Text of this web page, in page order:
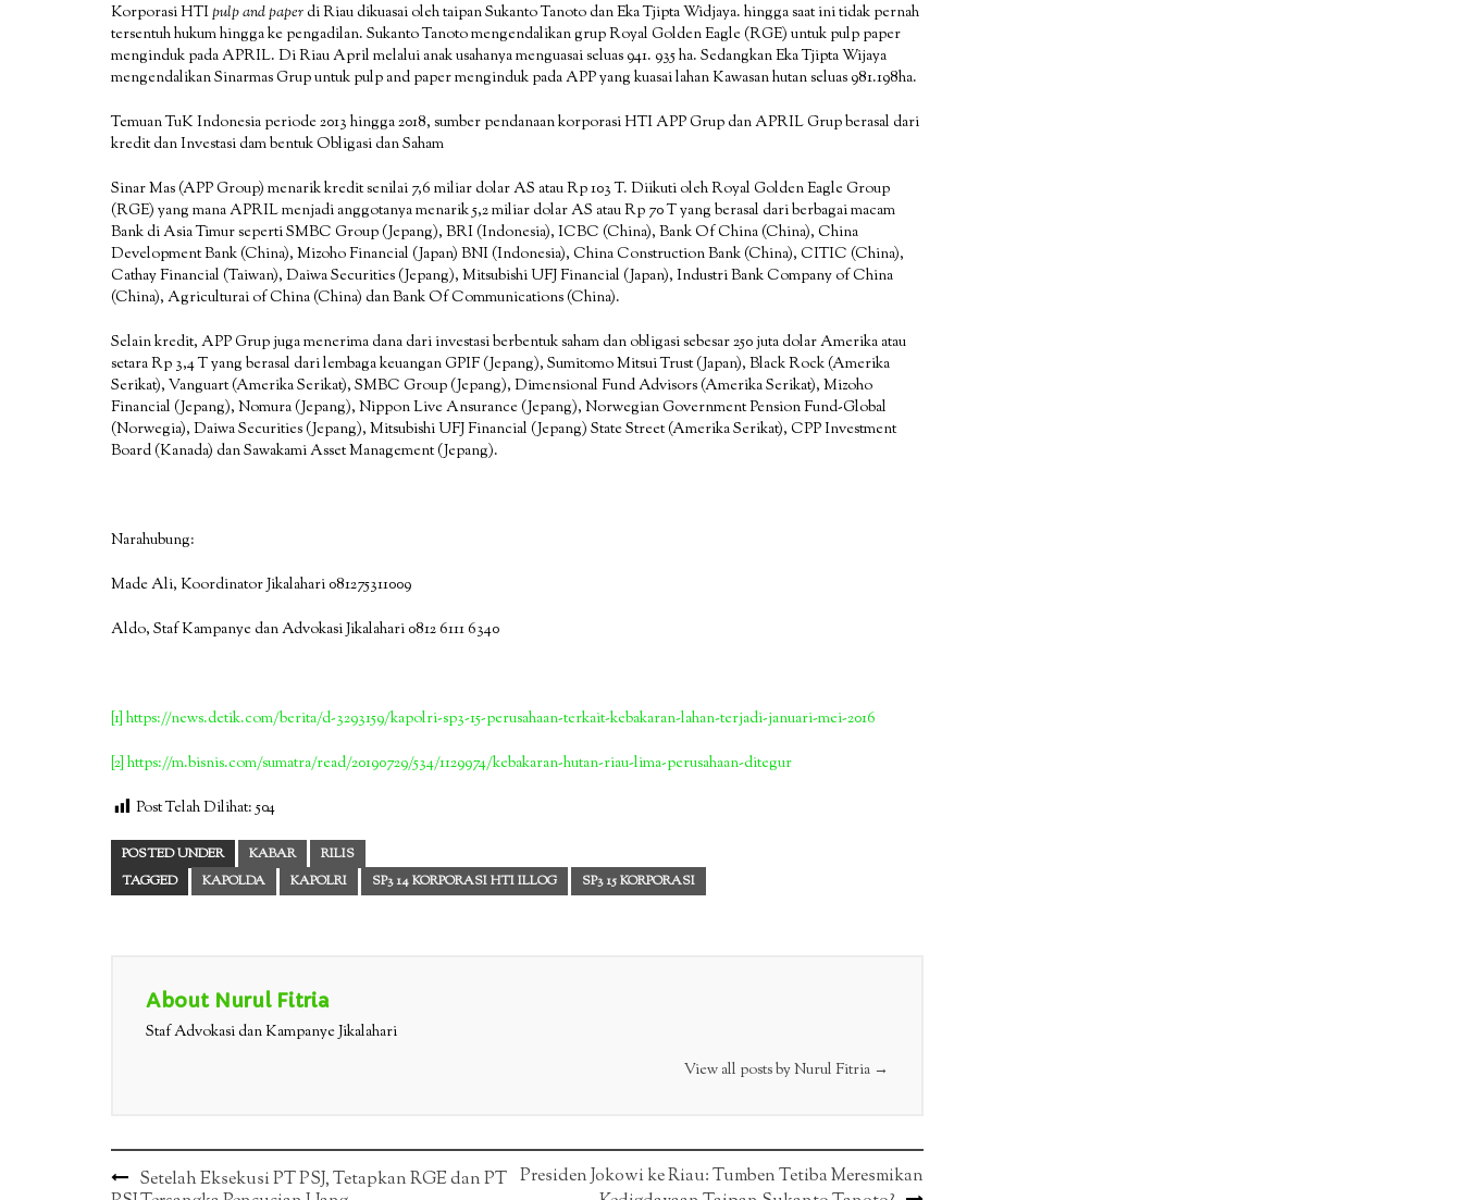
Korporasi HTIpulp and paper di Riau dikuasai oleh taipan Sukanto Tanoto dan Eka Tjipta Widjaya. hingga saat ini tidak pernah
tersentuh hukum hingga ke pengadilan. Sukanto Tanoto mengendalikan grup Royal Golden Eagle (RGE) untuk pulp paper
menginduk pada APRIL. Di Riau April melalui anak usahanya menguasai seluas 941. 935 ha. Sedangkan Eka Tjipta Wijaya
mengendalikan Sinarmas Grup untuk pulp and paper menginduk pada APP yang kuasai lahan Kawasan hutan seluas 981.198ha.
Temuan TuK Indonesia periode 2013 hingga 2018, sumber pendanaan korporasi HTI APP Grup dan APRIL Grup berasal dari
kredit dan Investasi dam bentuk Obligasi dan Saham
Sinar Mas (APP Group) menarik kredit senilai 7,6 miliar dolar AS atau Rp 103 T. Diikuti oleh Royal Golden Eagle Group
(RGE) yang mana APRIL menjadi anggotanya menarik 5,2 miliar dolar AS atau Rp 70 T yang berasal dari berbagai macam
Bank di Asia Timur seperti SMBC Group (Jepang), BRI (Indonesia), ICBC (China), Bank Of China (China), China
Development Bank (China), Mizoho Financial (Japan) BNI (Indonesia), China Construction Bank (China), CITIC (China),
Cathay Financial (Taiwan), Daiwa Securities (Jepang), Mitsubishi UFJ Financial (Japan), Industri Bank Company of China
(China), Agriculturai of China (China) dan Bank Of Communications (China).
Selain kredit, APP Grup juga menerima dana dari investasi berbentuk saham dan obligasi sebesar 250 juta dolar Amerika atau
setara Rp 3,4 T yang berasal dari lembaga keuangan GPIF (Jepang), Sumitomo Mitsui Trust (Japan), Black Rock (Amerika
Serikat), Vanguart (Amerika Serikat), SMBC Group (Jepang), Dimensional Fund Advisors (Amerika Serikat), Mizoho
Financial (Jepang), Nomura (Jepang), Nippon Live Ansurance (Jepang), Norwegian Government Pension Fund-Global
(Norwegia), Daiwa Securities (Jepang), Mitsubishi UFJ Financial (Jepang) State Street (Amerika Serikat), CPP Investment
Board (Kanada) dan Sawakami Asset Management (Jepang).
Narahubung:
Made Ali, Koordinator Jikalahari 081275311009
Aldo, Staf Kampanye dan Advokasi Jikalahari 0812 6111 6340
[1] https://news.detik.com/berita/d-3293159/kapolri-sp3-15-perusahaan-terkait-kebakaran-lahan-terjadi-januari-mei-2016
[2] https://m.bisnis.com/sumatra/read/20190729/534/1129974/kebakaran-hutan-riau-lima-perusahaan-ditegur
Post Telah Dilihat: 504
POSTED UNDER KABAR
RILIS
TAGGED
KAPOLDA KAPOLRI SP3 14 KORPORASI HTI ILLOG SP3 15 KORPORASI
About Nurul Fitria
Staf Advokasi dan Kampanye Jikalahari
View all posts by Nurul Fitria →
PostSetelah Eksekusi PT PSJ, Tetapkan RGE dan PT Presiden Jokowi ke Riau: Tumben Tetiba Meresmikan